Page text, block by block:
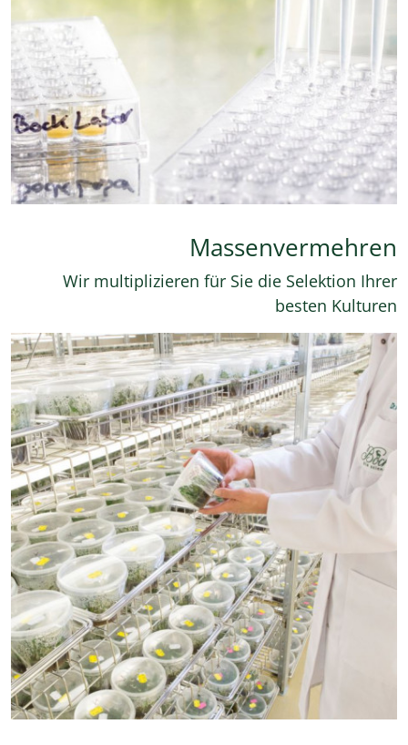
Massenvermehren
Wir multiplizieren für Sie die Selektion Ihrer
besten Kulturen